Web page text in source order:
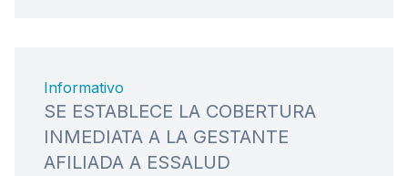
Informativo
SE ESTABLECE LA COBERTURA
INMEDIATA A LA GESTANTE
AFILIADA A ESSALUD